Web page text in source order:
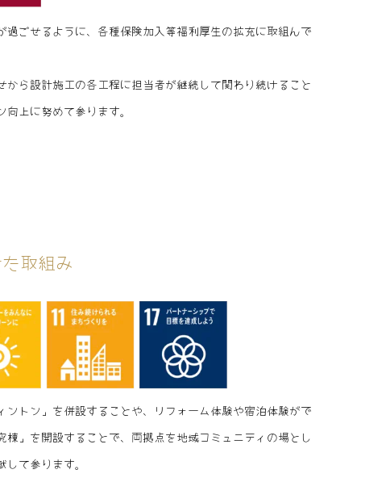
過ごせるように、各種保険加入等福利厚生の拡充に取組んで
から設計施工の各工程に担当者が継続して関わり続けること
上に努めて参ります。
取組み
ントン」を併設することや、リフォーム体験や宿泊体験がで
棟」を開設することで、両拠点を地域コミュニティの場とし
て参ります。